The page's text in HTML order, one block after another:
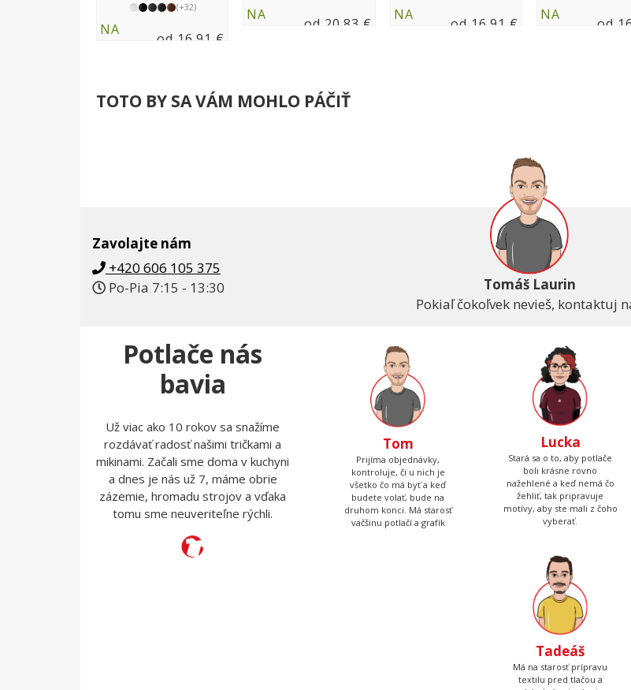
(+32)
NA
od 16.91 €
NA
od 20.83 €
NA
od 16.91 €
NA
od
TOTO BY SA VÁM MOHLO PÁČIŤ
Zavolajte nám
+420 606 105 375
Po-Pia 7:15 - 13:30
Tomáš Laurin
Pokiaľ čokoľvek nevieš, kontaktuj
Potlače nás
bavia
Už viac ako 10 rokov sa snažíme
rozdávať radosť našimi tričkami a
mikinami. Začali sme doma v kuchyni
a dnes je nás už 7, máme obrie
zázemie, hromadu strojov a vďaka
tomu sme neuveriteľne rýchli.
Tom
Prijíma objednávky,
kontroluje, či u nich je
všetko čo má byť a keď
budete volať, bude na
druhom konci. Má starosť
väčšinu potlačí a grafík
Lucka
Stará sa o to, aby potlače
boli krásne rovno
nažehlené a keď nemá čo
žehliť, tak pripravuje
motívy, aby ste mali z čoho
vyberať.
Tadeáš
Má na starosť prípravu
textilu pred tlačou a